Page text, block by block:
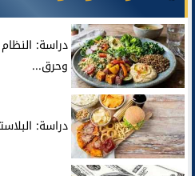
دراسة:
وحرق...
دراسة: